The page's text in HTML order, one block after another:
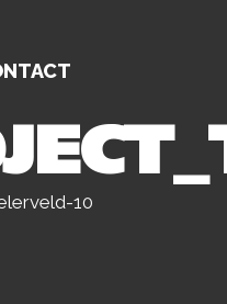
10